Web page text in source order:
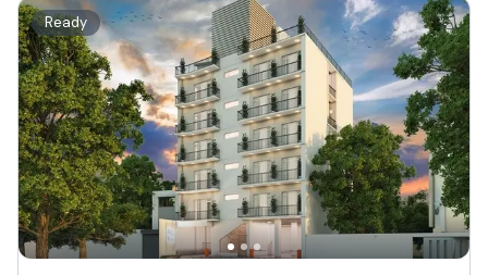
Ready